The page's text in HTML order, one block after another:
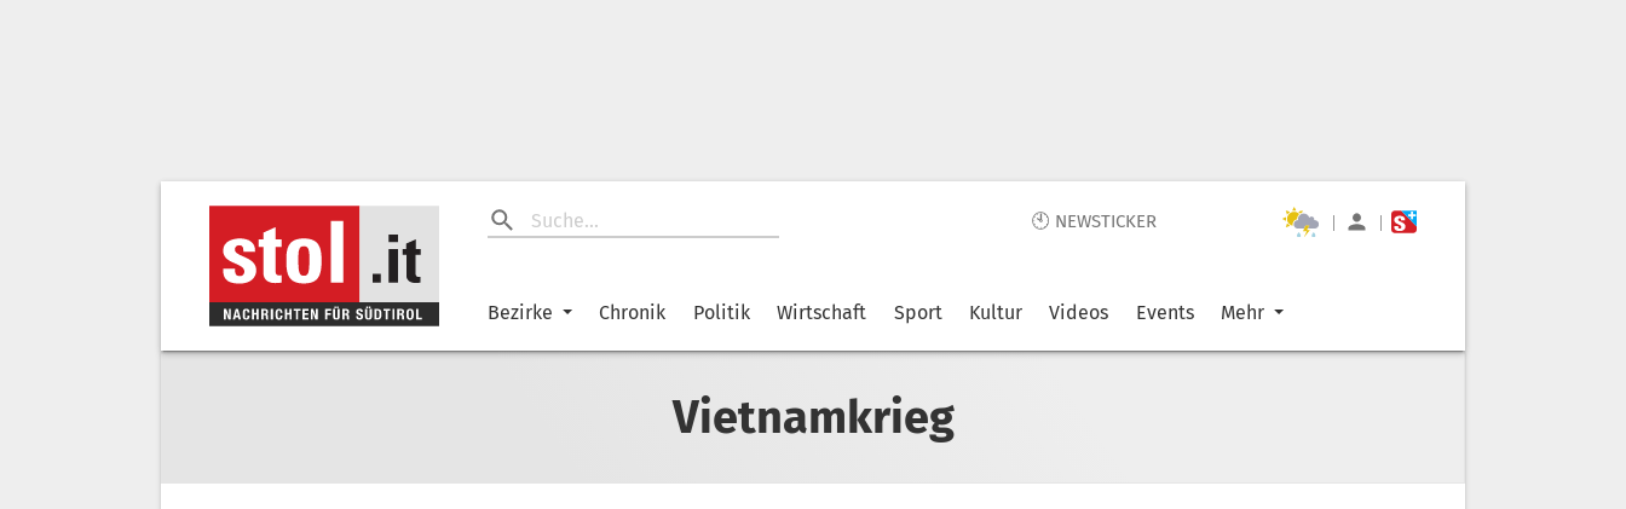
🕙 NEWSTICKER | |
Bezirke Chronik Politik Wirtschaft Sport Kultur Videos Events Mehr
Vietnamkrieg